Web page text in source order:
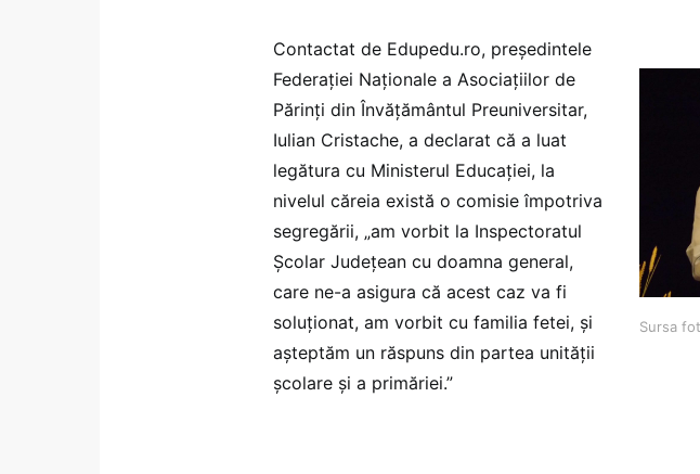
Sursa
Contactat de Edupedu.ro, președintele
Federaţiei Naţionale a Asociaţiilor de
Părinţi din Învăţământul Preuniversitar,
Iulian Cristache, a declarat că a luat
legătura cu Ministerul Educației, la
nivelul căreia există o comisie împotriva
segregării, „am vorbit la Inspectoratul
Școlar Județean cu doamna general,
care ne-a asigura că acest caz va fi
soluționat, am vorbit cu familia fetei, și
așteptăm un răspuns din partea unității
școlare și a primăriei.”